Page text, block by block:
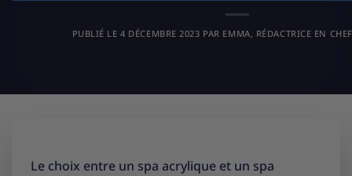
PUBLIÉ LE4 DÉCEMBRE 2023 PAR EMMA, RÉDACTRICE EN
Le choix entre un spa acrylique et un spa